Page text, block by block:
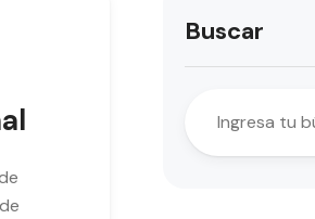
Buscar